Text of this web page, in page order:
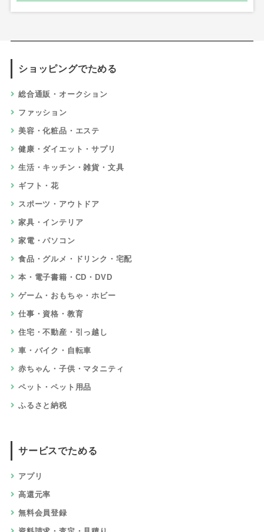
ショッピングでためる
総合通販・オークション
ファッション
美容・化粧品・エステ
健康・ダイエット・サプリ
生活・キッチン・雑貨・文具
ギフト・花
スポーツ・アウトドア
家具・インテリア
家電・パソコン
食品・グルメ・ドリンク・宅配
本・電子書籍・CD・DVD
ゲーム・おもちゃ・ホビー
仕事・資格・教育
住宅・不動産・引っ越し
車・バイク・自転車
赤ちゃん・子供・マタニティ
ペット・ペット用品
ふるさと納税
サービスでためる
アプリ
高還元率
無料会員登録